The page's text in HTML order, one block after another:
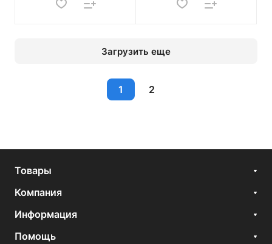
Загрузить еще
1 2
Товары
Компания
Информация
Помощь